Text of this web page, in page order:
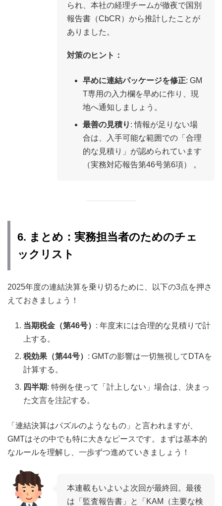
られ、本社の経理チームが徹夜で国別
報告書（CbCR）から推計したことが
ありました。
対策のヒント：
早めに連結パッケージを修正: GM
T専用の入力欄を早めに作り、現
地へ通知しましょう。
最善の見積り : 情報が足りない場
合は、入手可能な範囲での「合理
的な見積り」が認められています
（実務対応報告第46号第6項） 。
6. まとめ：実務担当者のためのチェ
ックリスト
2025年度の連結決算を乗り切るために、以下の3点を押さ
えておきましょう！
当期税金（第46号） : 年度末には合理的な見積りで計
上する。
税効果（第44号） : GMTの影響は一切無視してDTAを
計算する。
四半期: 特例を使って「計上しない」場合は、決まっ
た文言を注記する。
「連結決算はパズルのようなもの」と言われますが、
GMTはその中でも特に大きなピースです。まずは基本的
なルールを理解し、一歩ずつ進めていきましょう！
本連載もいよいよ次回が最終回。最後
は「監査報告書」と「KAM（主要な検